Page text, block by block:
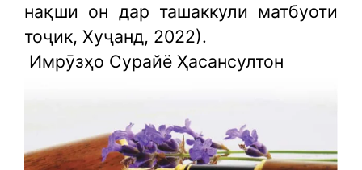
нақши он дар ташаккули матбуоти
тоҷик, Хуҷанд, 2022).
Имрӯзҳо Сурайё Ҳасансултон